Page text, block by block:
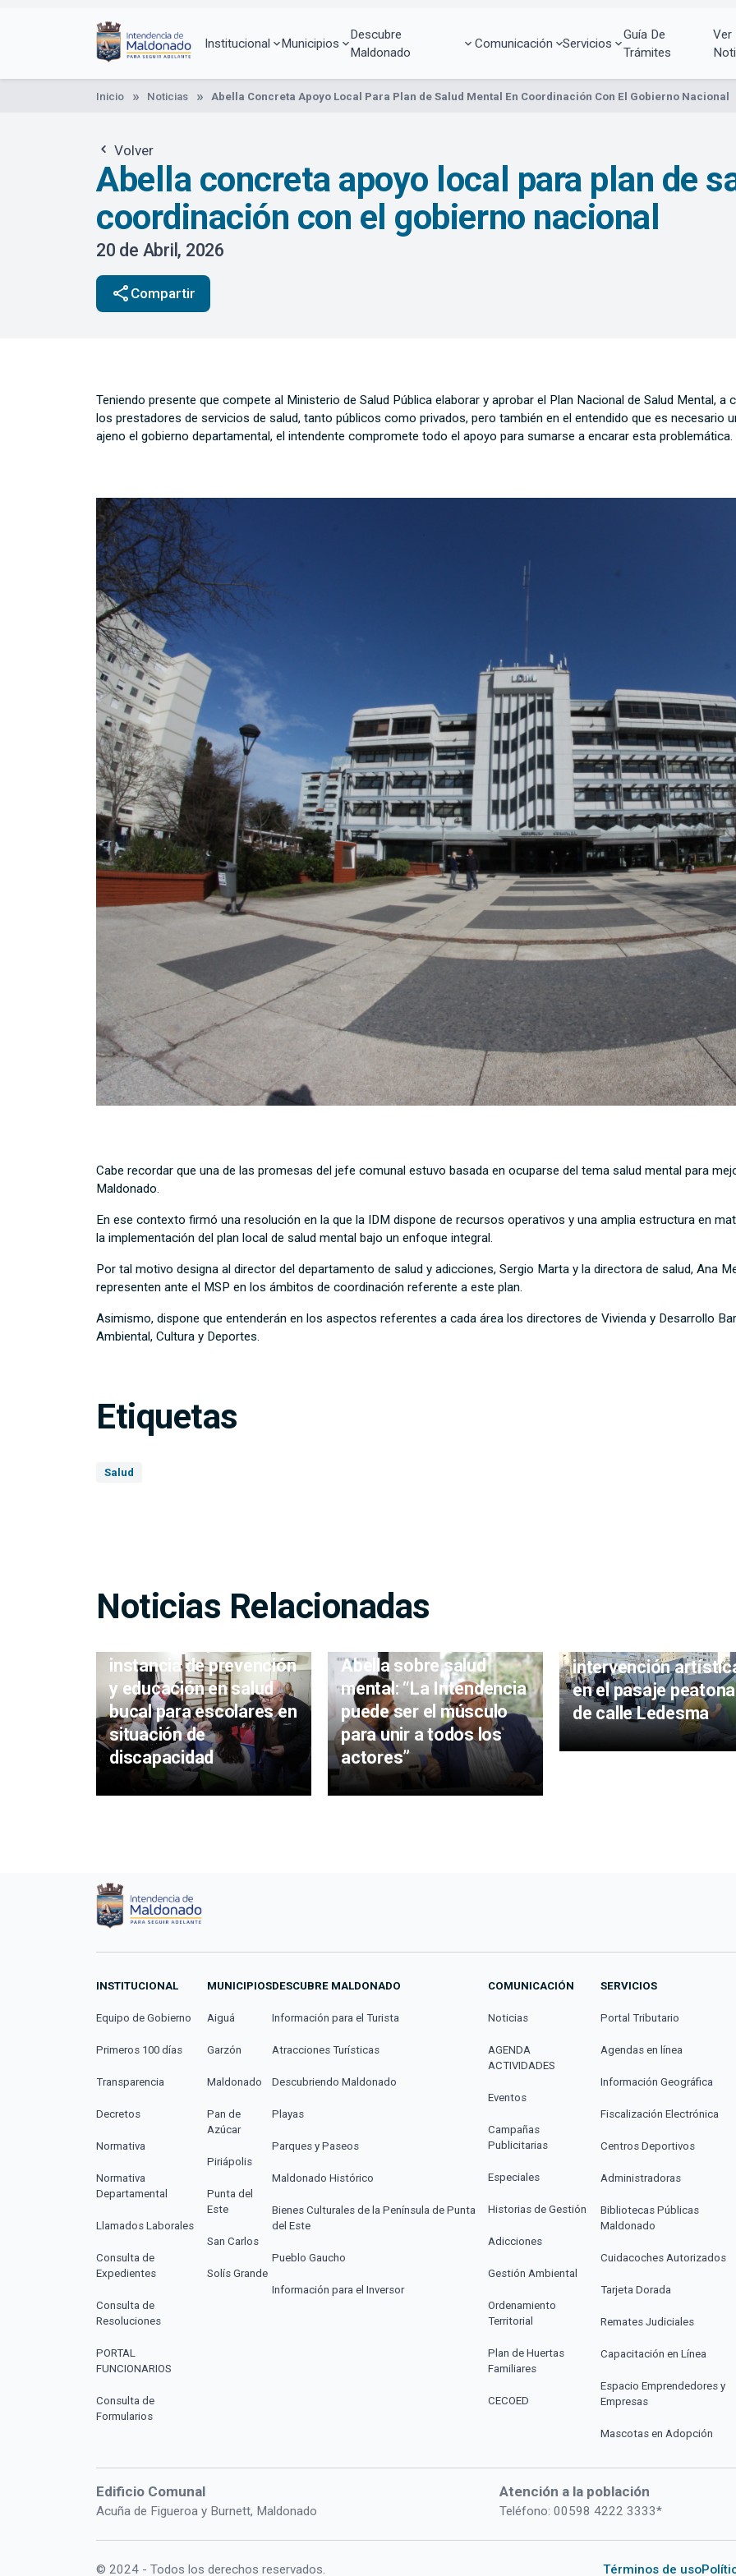
Institucional Municipios
Descubre
Maldonado
Comunicación Servicios
Guía De
Trámites
Ver
Inicio Noticias Abella Concreta Apoyo Local Para Plan de Salud Mental En Coordinación Con El Gobierno Nacional
Volver
Abella concreta apoyo local para plan de
coordinación con el gobierno nacional
20 de Abril, 2026
share Compartir
Teniendo presente que compete al Ministerio de Salud Pública elaborar y aprobar el Plan Nacional de Salud Mental,
los prestadores de servicios de salud, tanto públicos como privados, pero también en el entendido que es necesario
ajeno el gobierno departamental, el intendente compromete todo el apoyo para sumarse a encarar esta problemática.
Cabe recordar que una de las promesas del jefe comunal estuvo basada en ocuparse del tema salud mental para
Maldonado.
En ese contexto firmó una resolución en la que la IDM dispone de recursos operativos y una amplia estructura en
la implementación del plan local de salud mental bajo un enfoque integral.
Por tal motivo designa al director del departamento de salud y adicciones, Sergio Marta y la directora de salud, Ana
representen ante el MSP en los ámbitos de coordinación referente a este plan.
Asimismo, dispone que entenderán en los aspectos referentes a cada área los directores de Vivienda y Desarrollo
Ambiental, Cultura y Deportes.
Etiquetas
Salud
Noticias Relacionadas
instancia de prevención
y educación en salud
bucal para escolares en
situación de
discapacidad
Abella sobre salud
mental: “La Intendencia
puede ser el músculo
para unir a todos los
actores”
intervención
en el pasaje peatonal
de calle Ledesma
INSTITUCIONAL
Equipo de Gobierno
Primeros 100 días
Transparencia
Decretos
Normativa
Normativa
Departamental
Llamados Laborales
Consulta de
Expedientes
Consulta de
Resoluciones
PORTAL
FUNCIONARIOS
Consulta de
Formularios
MUNICIPIOS
Aiguá
Garzón
Maldonado
Pan de
Azúcar
Piriápolis
Punta del
Este
San Carlos
Solís Grande
DESCUBRE MALDONADO
Información para el Turista
Atracciones Turísticas
Descubriendo Maldonado
Playas
Parques y Paseos
Maldonado Histórico
Bienes Culturales de la Península de Punta
del Este
Pueblo Gaucho
Información para el Inversor
COMUNICACIÓN
Noticias
AGENDA
ACTIVIDADES
Eventos
Campañas
Publicitarias
Especiales
Historias de Gestión
Adicciones
Gestión Ambiental
Ordenamiento
Territorial
Plan de Huertas
Familiares
CECOED
SERVICIOS
Portal Tributario
Agendas en línea
Información Geográfica
Fiscalización Electrónica
Centros Deportivos
Administradoras
Bibliotecas Públicas
Maldonado
Cuidacoches Autorizados
Tarjeta Dorada
Remates Judiciales
Capacitación en Línea
Espacio Emprendedores y
Empresas
Mascotas en Adopción
Edificio Comunal
Acuña de Figueroa y Burnett, Maldonado
Atención a la población
Teléfono: 00598 4222 3333*
© 2024 - Todos los derechos reservados. Términos de uso